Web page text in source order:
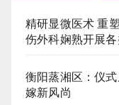
精研显微医术 重
伤外科娴熟开展
衡阳蒸湘区：仪
嫁新风尚